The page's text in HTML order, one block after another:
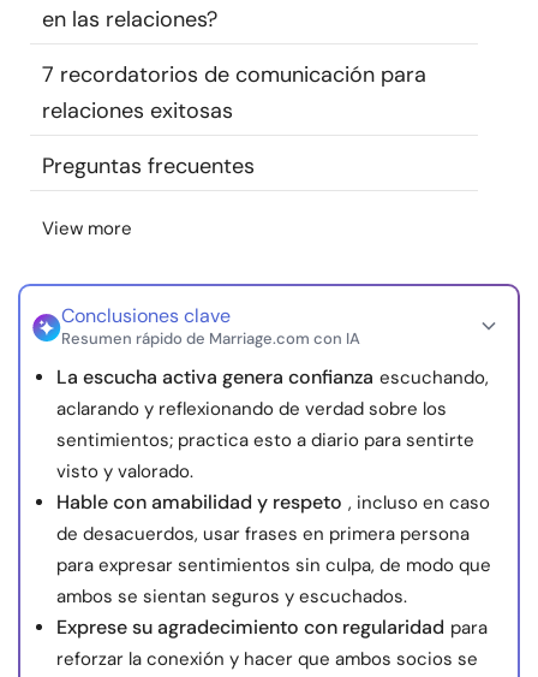
Encuentra un terapeuta
Idioma
Sobre nosotros Contáctanos Escríbenos
Publicidad con
nosotros
en las relaciones?
7 recordatorios de comunicación para
relaciones exitosas
Preguntas frecuentes
View more
Conclusiones clave
Resumen rápido de Marriage.com con IA
La escucha activa genera confianza escuchando,
aclarando y reflexionando de verdad sobre los
sentimientos; practica esto a diario para sentirte
visto y valorado.
Hable con amabilidad y respeto , incluso en caso
de desacuerdos, usar frases en primera persona
para expresar sentimientos sin culpa, de modo que
ambos se sientan seguros y escuchados.
Exprese su agradecimiento con regularidad para
reforzar la conexión y hacer que ambos socios se